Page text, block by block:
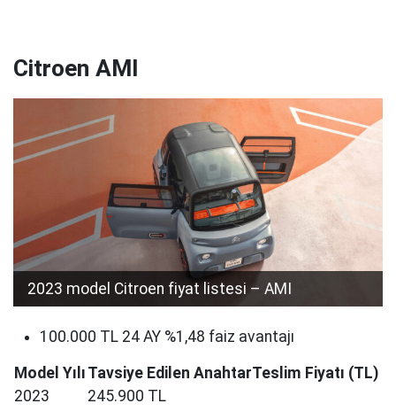
Citroen AMI
2023 model Citroen fiyat listesi – AMI
100.000 TL 24 AY %1,48 faiz avantajı​
Model Yılı Tavsiye Edilen AnahtarTeslim Fiyatı (TL)
2023
245.900 TL